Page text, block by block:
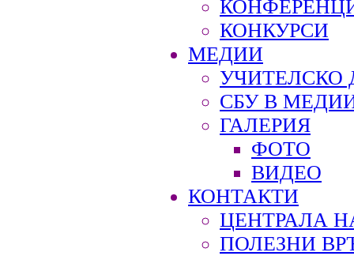
КОНКУРСИ
МЕДИИ
УЧИТЕЛСКО
СБУ В
ГАЛЕРИЯ
ФОТО
ВИДЕО
КОНТАКТИ
ЦЕНТРАЛА
ПОЛЕЗНИ